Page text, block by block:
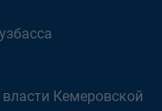
Кемеровской